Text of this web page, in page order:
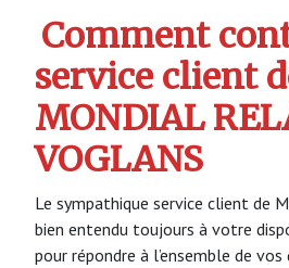
Comment
service client
MONDIAL
VOGLANS
Le sympathique service client de
bien entendu toujours à votre
pour répondre à l’ensemble de